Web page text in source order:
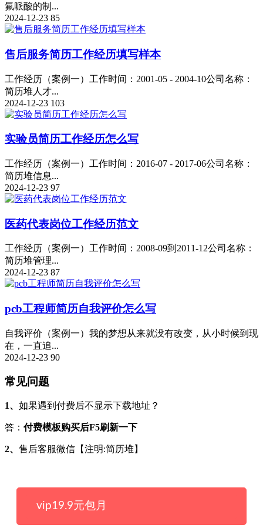
氟哌酸的制...
2024-12-23 85
售后服务简历工作经历填写样本
工作经历（案例一）工作时间：2001-05 - 2004-10公司名称：
简历堆人才...
2024-12-23 103
实验员简历工作经历怎么写
工作经历（案例一）工作时间：2016-07 - 2017-06公司名称：
简历堆信息...
2024-12-23 97
医药代表岗位工作经历范文
工作经历（案例一）工作时间：2008-09到2011-12公司名称：
简历堆管理...
2024-12-23 87
pcb工程师简历自我评价怎么写
自我评价（案例一）我的梦想从来就没有改变，从小时候到现
在，一直追...
2024-12-23 90
常见问题
1、 如果遇到付费后不显示下载地址？
答： 付费模板购买后F5刷新一下
2、 售后客服微信【注明:简历堆】
vip19.9元包月